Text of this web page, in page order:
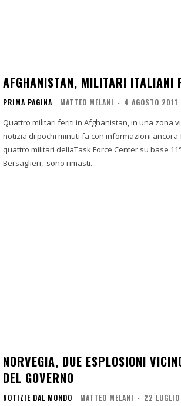
AFGHANISTAN, MILITARI ITALIANI
PRIMA PAGINA MATTEO MELANI - 4 AGOSTO 2011
Quattro militari feriti in Afghanistan, in una zona
notizia di pochi minuti fa con informazioni ancora
quattro militari dellaTask Force Center su base
Bersaglieri, sono rimasti...
NORVEGIA, DUE ESPLOSIONI
DEL GOVERNO
NOTIZIE DAL MONDO MATTEO MELANI - 22